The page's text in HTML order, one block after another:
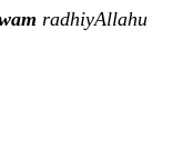
radhiyAllahu